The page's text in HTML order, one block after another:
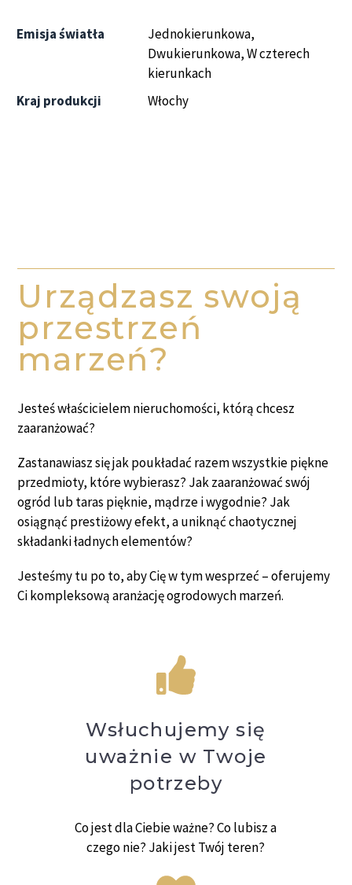
Emisja światła
Jednokierunkowa,
Dwukierunkowa, W czterech
kierunkach
Kraj produkcji
Włochy
Urządzasz swoją
przestrzeń
marzeń?
Jesteś właścicielem nieruchomości, którą chcesz
zaaranżować?
Zastanawiasz się jak poukładać razem wszystkie piękne
przedmioty, które wybierasz? Jak zaaranżować swój
ogród lub taras pięknie, mądrze i wygodnie? Jak
osiągnąć prestiżowy efekt, a uniknąć chaotycznej
składanki ładnych elementów?
Jesteśmy tu po to, aby Cię w tym wesprzeć – oferujemy
Ci kompleksową aranżację ogrodowych marzeń.
Wsłuchujemy się
uważnie w Twoje
potrzeby
Co jest dla Ciebie ważne? Co lubisz a
czego nie? Jaki jest Twój teren?